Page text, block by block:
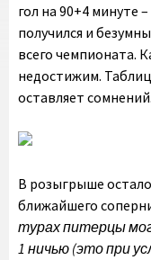
гол на 90+4 минуте
получился и
всего чемпионата.
недостижим.
оставляет сомнений.
В розыгрыше
ближайшего
турах питерцы
1 ничью (это при